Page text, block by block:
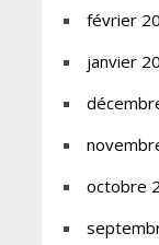
février
janvier
octobre